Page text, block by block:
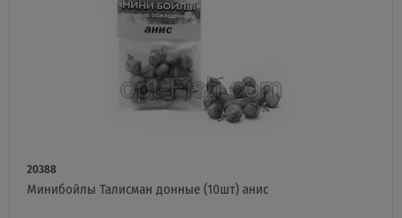
20388
Минибойлы Талисман донные (10шт) анис